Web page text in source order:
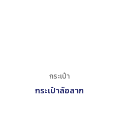
กระเป๋า
กระเป๋าล้อลาก